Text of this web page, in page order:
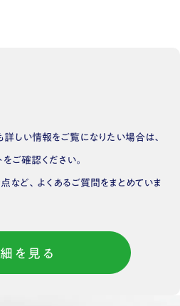
しい情報をご覧になりたい場合は、
ご確認ください。
など、よくあるご質問をまとめていま
を見る